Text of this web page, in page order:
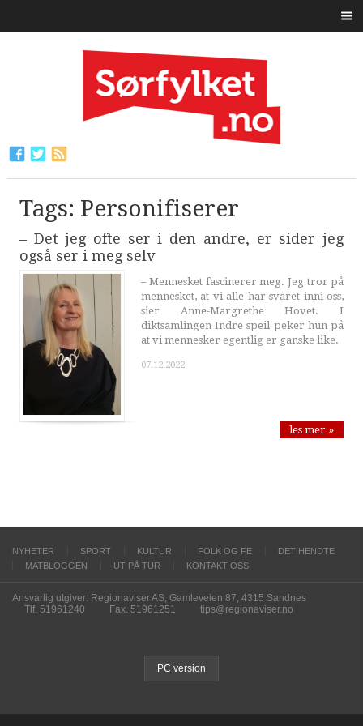
Tags: Personifiserer
– Det jeg ofte ser i den andre, er sider jeg
også ser i meg selv
– Mennesket fascinerer meg. Jeg tror på
mennesket, at vi alle har svaret inni oss,
sier Anne-Margrethe Hovet. I
diktsamlingen Indre speil peker hun på
at vi mennesker egentlig er ganske like.
07.12.2022
les mer »
NYHETER SPORT KULTUR FOLK OG FE
DET HENDTE
MATBLOGGEN
UT PÅ TUR KONTAKT OSS
Ansvarlig utgiver: Regionaviser AS, Gamleveien 87, 4315 Sandnes
Tlf. 51961240
Fax. 51961251 tips@regionaviser.no
PC version